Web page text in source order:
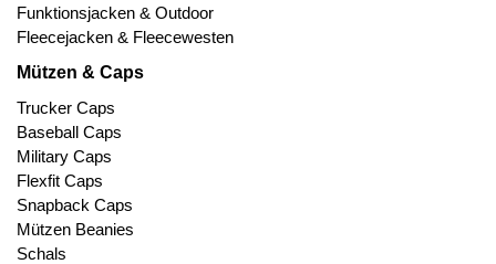
Funktionsjacken & Outdoor
Fleecejacken & Fleecewesten
Mützen & Caps
Trucker Caps
Baseball Caps
Military Caps
Flexfit Caps
Snapback Caps
Mützen Beanies
Schals